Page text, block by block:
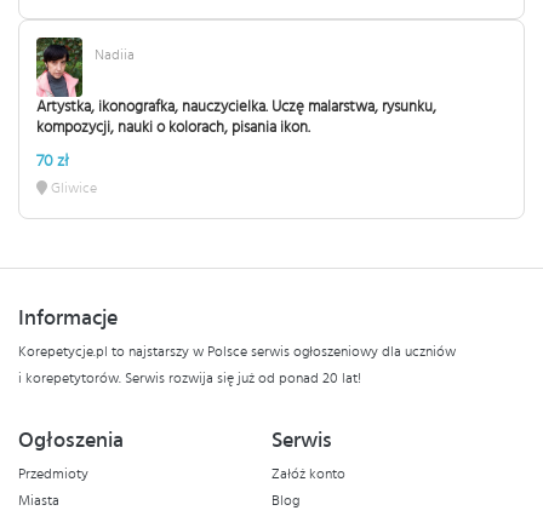
Nadiia
Artystka, ikonografka, nauczycielka. Uczę malarstwa, rysunku,
kompozycji, nauki o kolorach, pisania ikon.
70 zł
Gliwice
Informacje
Korepetycje.pl to najstarszy w Polsce serwis ogłoszeniowy dla uczniów
i korepetytorów. Serwis rozwija się już od ponad 20 lat!
Ogłoszenia
Przedmioty
Miasta
Serwis
Załóż konto
Blog